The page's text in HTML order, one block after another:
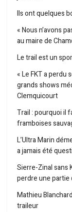
Ils ont quelques
« Nous n’avons
au maire de
Le trail est un
« Le FKT a perdu
grands shows
Clemquicourt
Trail : pourquoi il
framboises
L’Ultra Marin
a jamais été
Sierre-Zinal sans
perdre une partie
Mathieu
traileur